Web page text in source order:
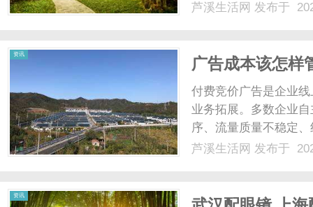
芦溪生活网 发布于
资讯
广告成本该怎样
付费竞价广告是企业
业务拓展。多数企业
序、流量质量不稳定
咨询增量难以匹配投
芦溪生活网 发布于
资讯